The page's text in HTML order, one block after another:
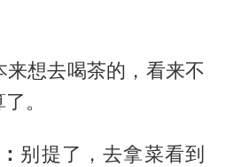
来想去喝茶的，看来不
。
别提了，去拿菜看到